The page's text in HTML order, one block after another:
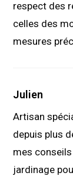
respect des
celles des
mesures
Julien
Artisan
depuis plus
mes
jardinage